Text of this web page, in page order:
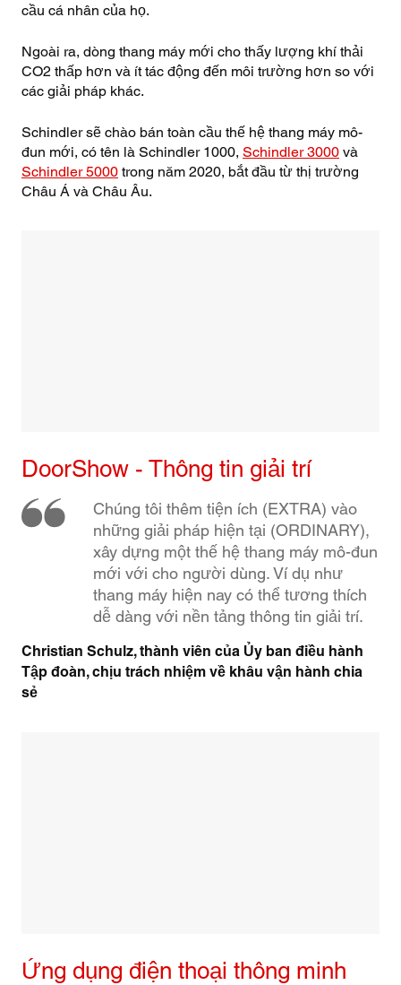
cầu cá nhân của họ.
Ngoài ra, dòng thang máy mới cho thấy lượng khí thải
CO2 thấp hơn và ít tác động đến môi trường hơn so với
các giải pháp khác.
Schindler sẽ chào bán toàn cầu thế hệ thang máy mô-
đun mới, có tên là Schindler 1000, Schindler 3000 và
Schindler 5000 trong năm 2020, bắt đầu từ thị trường
Châu Á và Châu Âu.
DoorShow - Thông tin giải trí
Chúng tôi thêm tiện ích (EXTRA) vào
những giải pháp hiện tại (ORDINARY),
xây dựng một thế hệ thang máy mô-đun
mới với cho người dùng. Ví dụ như
thang máy hiện nay có thể tương thích
dễ dàng với nền tảng thông tin giải trí.
Christian Schulz, thành viên của Ủy ban điều hành
Tập đoàn, chịu trách nhiệm về khâu vận hành chia
sẻ
Ứng dụng điện thoại thông minh